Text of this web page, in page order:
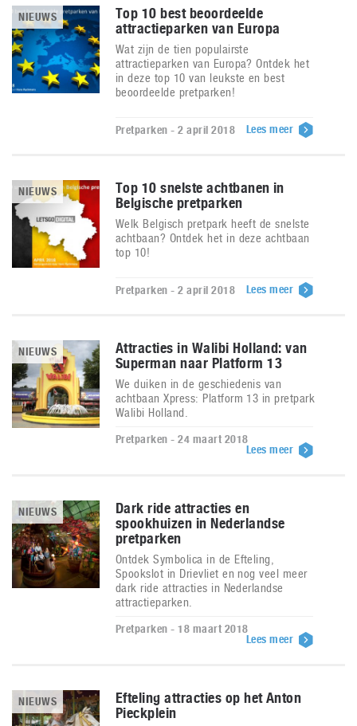
NIEUWS
Top 10 best beoordeelde
attractieparken van Europa
Wat zijn de tien populairste
attractieparken van Europa? Ontdek het
in deze top 10 van leukste en best
beoordeelde pretparken!
Pretparken - 2 april 2018 Lees meer
NIEUWS
Top 10 snelste achtbanen in
Belgische pretparken
Welk Belgisch pretpark heeft de snelste
achtbaan? Ontdek het in deze achtbaan
top 10!
Pretparken - 2 april 2018 Lees meer
NIEUWS
Attracties in Walibi Holland: van
Superman naar Platform 13
We duiken in de geschiedenis van
achtbaan Xpress: Platform 13 in pretpark
Walibi Holland.
Pretparken - 24 maart 2018
Lees meer
NIEUWS
Dark ride attracties en
spookhuizen in Nederlandse
pretparken
Ontdek Symbolica in de Efteling,
Spookslot in Drievliet en nog veel meer
dark ride attracties in Nederlandse
attractieparken.
Pretparken - 18 maart 2018
Lees meer
NIEUWS
Efteling attracties op het Anton
Pieckplein